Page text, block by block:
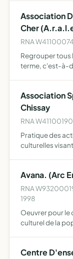
Association
Cher
RNA
Regrouper tous
terme, c'est-à-
amical ent…
Association
Chissay
RNA
Pratique des
culturelles
Avana. (Arc
RNA
1998
Oeuvrer pour
culturel de la
qu…
Centre